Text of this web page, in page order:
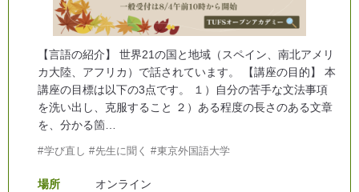
【言語の紹介】 世界21の国と地域（スペイン、南北アメリ
カ大陸、アフリカ）で話されています。 【講座の目的】 本
講座の目標は以下の3点です。 １）自分の苦手な文法事項
を洗い出し、克服すること ２）ある程度の長さのある文章
を、分かる箇…
学び直し 先生に聞く 東京外国語大学
場所 オンライン